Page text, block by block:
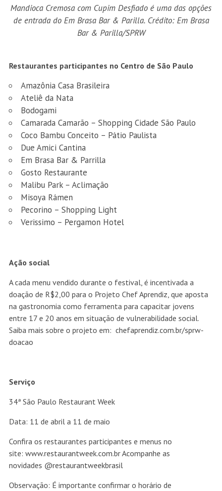
Mandioca Cremosa com Cupim Desfiado é uma das opções
de entrada do Em Brasa Bar & Parilla. Crédito: Em Brasa
Bar & Parilla/SPRW
Restaurantes participantes no Centro de São Paulo
Amazônia Casa Brasileira
Ateliê da Nata
Bodogami
Camarada Camarão – Shopping Cidade São Paulo
Coco Bambu Conceito – Pátio Paulista
Due Amici Cantina
Em Brasa Bar & Parrilla
Gosto Restaurante
Malibu Park – Aclimação
Misoya Rámen
Pecorino – Shopping Light
Verissimo – Pergamon Hotel
Ação social
A cada menu vendido durante o festival, é incentivada a
doação de R$2,00 para o Projeto Chef Aprendiz, que aposta
na gastronomia como ferramenta para capacitar jovens
entre 17 e 20 anos em situação de vulnerabilidade social.
Saiba mais sobre o projeto em: chefaprendiz.com.br/sprw-
doacao
Serviço
34ª São Paulo Restaurant Week
Data: 11 de abril a 11 de maio
Confira os restaurantes participantes e menus no
site: www.restaurantweek.com.brAcompanhe as
novidades @restaurantweekbrasil
Observação: É importante confirmar o horário de